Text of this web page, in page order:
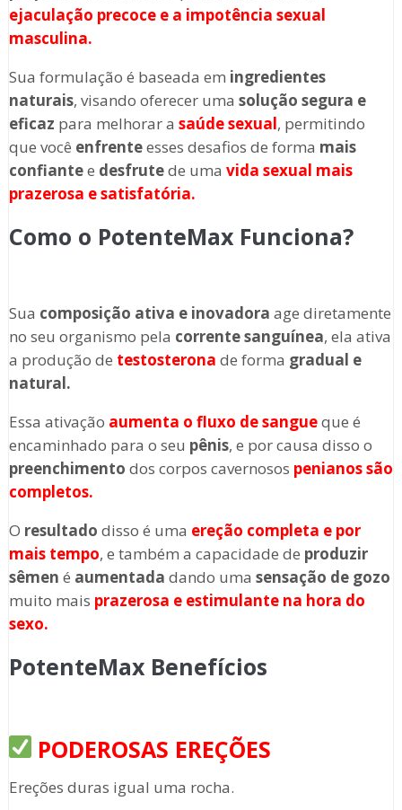
ejaculação precoce e a impotência sexual
masculina.
Sua formulação é baseada em ingredientes
naturais, visando oferecer uma solução segura e
eficaz para melhorar a saúde sexual, permitindo
que você enfrenteesses desafios de forma mais
confiantee desfrutede uma vida sexual mais
prazerosa e satisfatória.
Como o PotenteMax Funciona?
Sua composição ativa e inovadora age diretamente
no seu organismo pela corrente sanguínea, ela ativa
a produção de testosterona de forma gradual e
natural.
Essa ativação aumenta o fluxo de sangueque é
encaminhado para o seu pênis, e por causa disso o
preenchimento dos corpos cavernosos penianos são
completos.
O resultado disso é uma ereção completa e por
mais tempo, e também a capacidade de produzir
sêmen é aumentada dando uma sensação de gozo
muito mais prazerosa e estimulante na hora do
sexo.
PotenteMax Benefícios
PODEROSAS EREÇÕES
Ereções duras igual uma rocha.